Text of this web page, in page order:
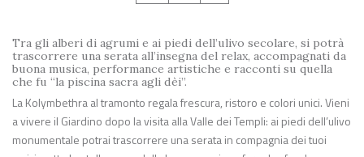
Tra gli alberi di agrumi e ai piedi dell’ulivo secolare, si potrà
trascorrere una serata all’insegna del relax, accompagnati da
buona musica, performance artistiche e racconti su quella
che fu “la piscina sacra agli dèi”.
La Kolymbethra al tramonto regala frescura, ristoro e colori unici. Vieni
a vivere il Giardino dopo la visita alla Valle dei Templi: ai piedi dell’ulivo
monumentale potrai trascorrere una serata in compagnia dei tuoi